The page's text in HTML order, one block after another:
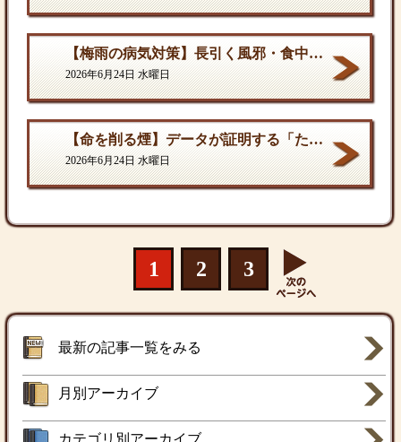
【梅雨の病気対策】長引く風邪・食中毒・カビの脅威から体を守る方法
2026年6月24日 水曜日
【命を削る煙】データが証明する「たばこ関連死」の真実
2026年6月24日 水曜日
1 2 3
最新の記事一覧をみる
月別アーカイブ
カテゴリ別アーカイブ